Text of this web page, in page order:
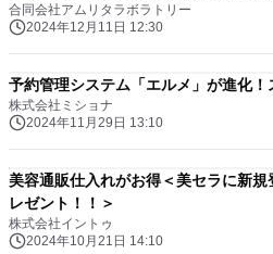
合同会社アムリタラボラトリー
2024年12月11日 12:30
予約管理システム「エルメ」が進化
株式会社ミショナ
2024年11月29日 13:10
美容通販仕入れがお得＜美セラに新
レゼント！！＞
株式会社イントゥ
2024年10月21日 14:10